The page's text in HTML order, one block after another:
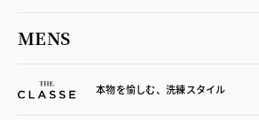
MENS
本物を愉しむ、洗練スタイル